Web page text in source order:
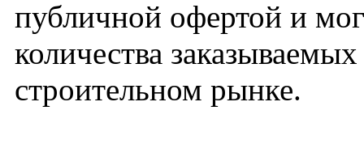
публичной офертой и
количества
строительном рынке.